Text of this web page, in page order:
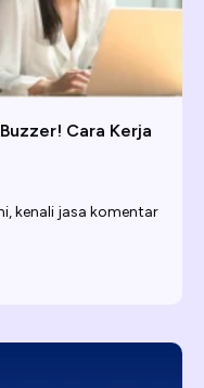
Cara Kerja
kenali jasa komentar